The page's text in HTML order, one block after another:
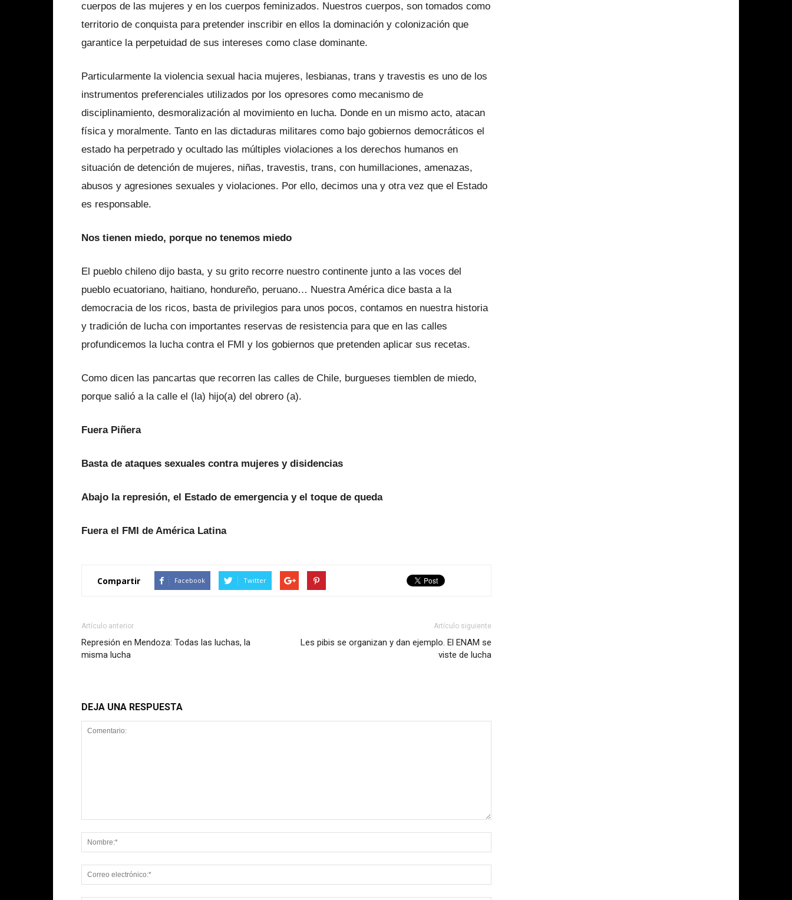
cuerpos de las mujeres y en los cuerpos feminizados. Nuestros cuerpos, son tomados como
territorio de conquista para pretender inscribir en ellos la dominación y colonización que
garantice la perpetuidad de sus intereses como clase dominante.
Particularmente la violencia sexual hacia mujeres, lesbianas, trans y travestis es uno de los
instrumentos preferenciales utilizados por los opresores como mecanismo de
disciplinamiento, desmoralización al movimiento en lucha. Donde en un mismo acto, atacan
física y moralmente. Tanto en las dictaduras militares como bajo gobiernos democráticos el
estado ha perpetrado y ocultado las múltiples violaciones a los derechos humanos en
situación de detención de mujeres, niñas, travestis, trans, con humillaciones, amenazas,
abusos y agresiones sexuales y violaciones. Por ello, decimos una y otra vez que el Estado
es responsable.
Nos tienen miedo, porque no tenemos miedo
El pueblo chileno dijo basta, y su grito recorre nuestro continente junto a las voces del
pueblo ecuatoriano, haitiano, hondureño, peruano… Nuestra América dice basta a la
democracia de los ricos, basta de privilegios para unos pocos, contamos en nuestra historia
y tradición de lucha con importantes reservas de resistencia para que en las calles
profundicemos la lucha contra el FMI y los gobiernos que pretenden aplicar sus recetas.
Como dicen las pancartas que recorren las calles de Chile, burgueses tiemblen de miedo,
porque salió a la calle el (la) hijo(a) del obrero (a).
Fuera Piñera
Basta de ataques sexuales contra mujeres y disidencias
Abajo la represión, el Estado de emergencia y el toque de queda
Fuera el FMI de América Latina
Compartir Facebook Twitter
Artículo anterior
Represión en Mendoza: Todas las luchas, la
misma lucha
Artículo siguiente
Les pibis se organizan y dan ejemplo. El ENAM se
viste de lucha
DEJA UNA RESPUESTA